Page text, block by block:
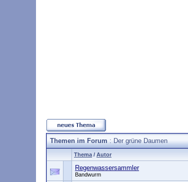
Themen im Forum: Der grüne Daumen
Thema / Autor
Regenwassersammler
Bandwurm